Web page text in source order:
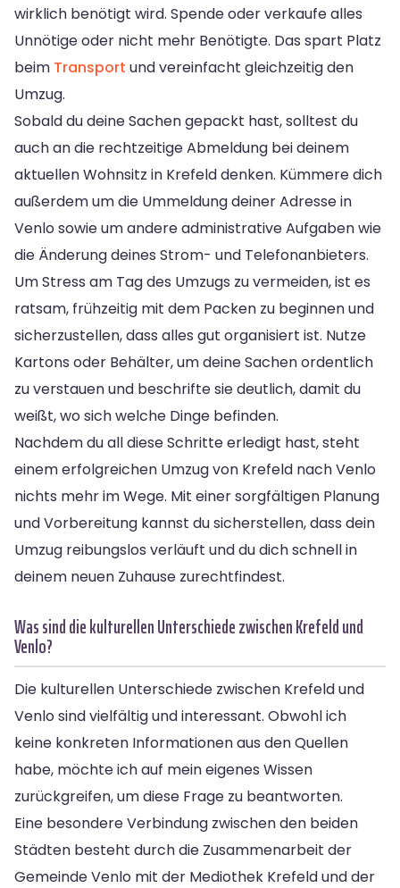
wirklich benötigt wird. Spende oder verkaufe alles
Unnötige oder nicht mehr Benötigte. Das spart Platz
beim Transport und vereinfacht gleichzeitig den
Umzug.
Sobald du deine Sachen gepackt hast, solltest du
auch an die rechtzeitige Abmeldung bei deinem
aktuellen Wohnsitz in Krefeld denken. Kümmere dich
außerdem um die Ummeldung deiner Adresse in
Venlo sowie um andere administrative Aufgaben wie
die Änderung deines Strom- und Telefonanbieters.
Um Stress am Tag des Umzugs zu vermeiden, ist es
ratsam, frühzeitig mit dem Packen zu beginnen und
sicherzustellen, dass alles gut organisiert ist. Nutze
Kartons oder Behälter, um deine Sachen ordentlich
zu verstauen und beschrifte sie deutlich, damit du
weißt, wo sich welche Dinge befinden.
Nachdem du all diese Schritte erledigt hast, steht
einem erfolgreichen Umzug von Krefeld nach Venlo
nichts mehr im Wege. Mit einer sorgfältigen Planung
und Vorbereitung kannst du sicherstellen, dass dein
Umzug reibungslos verläuft und du dich schnell in
deinem neuen Zuhause zurechtfindest.
Was sind die kulturellen Unterschiede zwischen Krefeld und
Venlo?
Die kulturellen Unterschiede zwischen Krefeld und
Venlo sind vielfältig und interessant. Obwohl ich
keine konkreten Informationen aus den Quellen
habe, möchte ich auf mein eigenes Wissen
zurückgreifen, um diese Frage zu beantworten.
Eine besondere Verbindung zwischen den beiden
Städten besteht durch die Zusammenarbeit der
Gemeinde Venlo mit der Mediothek Krefeld und der